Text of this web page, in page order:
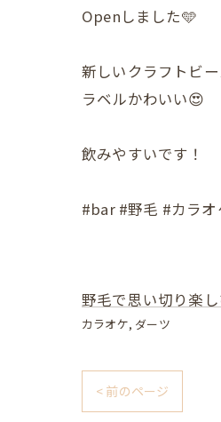
Openしました🩵
新しいクラフトビ
ラベルかわいい😍
飲みやすいです！
#bar #野毛 #カラ
野毛で思い切り楽
カラオケ ダーツ
< 前のページ